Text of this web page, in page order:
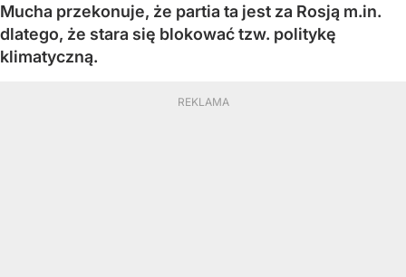
Mucha przekonuje, że partia ta jest za Rosją m.in.
dlatego, że stara się blokować tzw. politykę
klimatyczną.